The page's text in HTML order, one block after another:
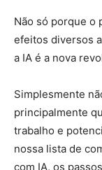
Não só porque o
efeitos diversos
a IA é a nova
Simplesmente
principalmente
trabalho e
nossa lista de
com IA, os